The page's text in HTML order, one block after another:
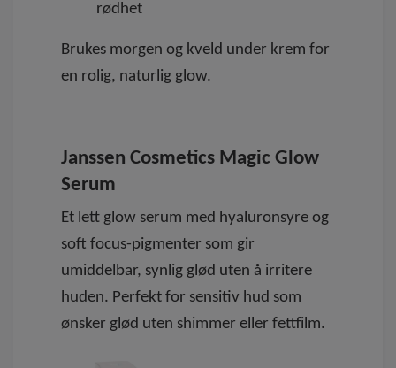
rødhet
Brukes morgen og kveld under krem for
en rolig, naturlig glow.
Janssen Cosmetics Magic Glow
Serum
Et lett glow serum med hyaluronsyre og
soft focus-pigmenter som gir
umiddelbar, synlig glød uten å irritere
huden. Perfekt for sensitiv hud som
ønsker glød uten shimmer eller fettfilm.